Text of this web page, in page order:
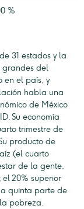
%
31 estados y la
grandes del
en el país, y
habla una
de México
Su economía
trimestre de
producto de
(el cuarto
de la gente,
20% superior
quinta parte de
pobreza.